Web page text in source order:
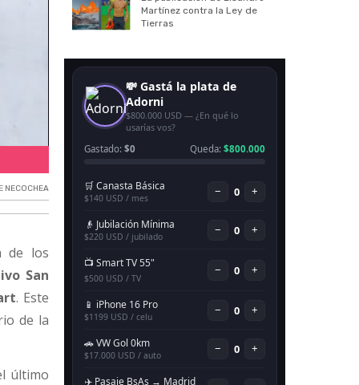
NECOCHEA
de los
San
. Este
de la
último
Martínez contra la Ley de
Tierras